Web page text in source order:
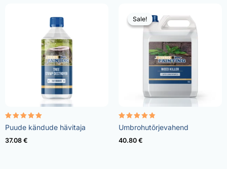
Rated
5.00
out of 5
Puude kändude hävitaja
37.08 €
Sale!
Sale!
Rated
4.73
out of 5
Umbrohutõrjevahend
40.80 €